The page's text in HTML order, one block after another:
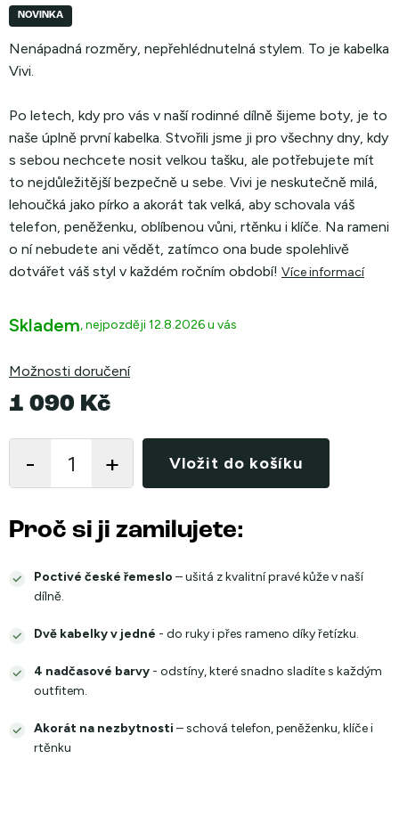
NOVINKA
Nenápadná rozměry, nepřehlédnutelná stylem. To je kabelka
Vivi.
Po letech, kdy pro vás v naší rodinné dílně šijeme boty, je to
naše úplně první kabelka. Stvořili jsme ji pro všechny dny, kdy
s sebou nechcete nosit velkou tašku, ale potřebujete mít
to nejdůležitější bezpečně u sebe. Vivi je neskutečně milá,
lehoučká jako pírko a akorát tak velká, aby schovala váš
telefon, peněženku, oblíbenou vůni, rtěnku i klíče. Na rameni
o ní nebudete ani vědět, zatímco ona bude spolehlivě
dotvářet váš styl v každém ročním období! Více informací
Skladem 12.8.2026
Možnosti doručení
1 090 Kč
cena:
Vložit do košíku
Proč si ji zamilujete:
Poctivé české řemeslo – ušitá z kvalitní pravé kůže v naší
dílně.
Dvě kabelky v jedné - do ruky i přes rameno díky řetízku.
4 nadčasové barvy - odstíny, které snadno sladíte s každým
outfitem.
Akorát na nezbytnosti – schová telefon, peněženku, klíče i
rtěnku